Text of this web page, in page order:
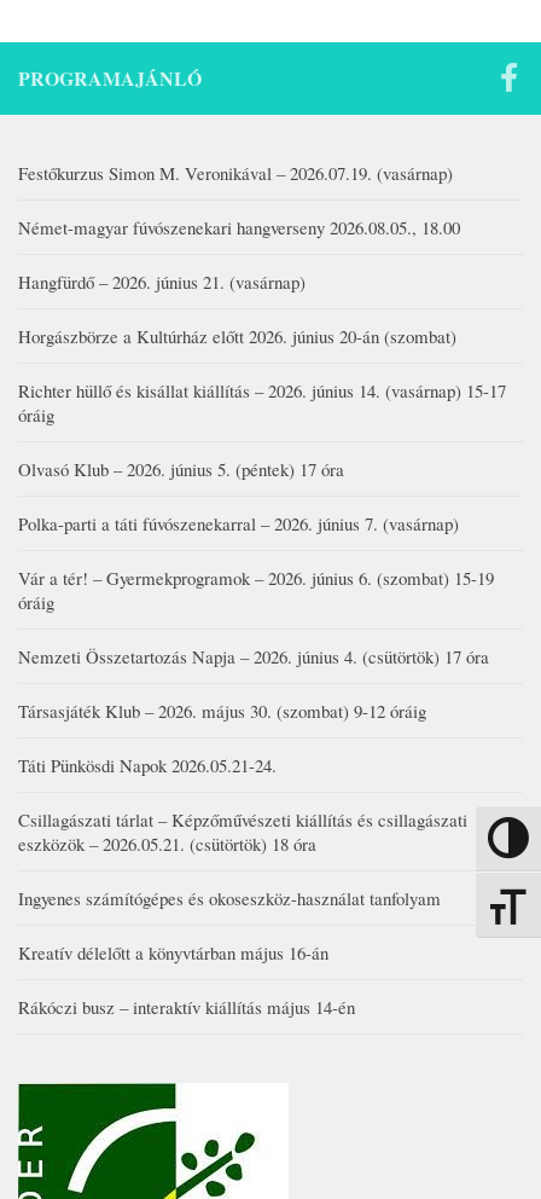
Nagy
PROGRAMAJÁNLÓ
Festőkurzus Simon M. Veronikával – 2026.07.19. (vasárnap)
Német-magyar fúvószenekari hangverseny 2026.08.05., 18.00
Hangfürdő – 2026. június 21. (vasárnap)
Horgászbörze a Kultúrház előtt 2026. június 20-án (szombat)
Richter hüllő és kisállat kiállítás – 2026. június 14. (vasárnap) 15-17
óráig
Olvasó Klub – 2026. június 5. (péntek) 17 óra
Polka-parti a táti fúvószenekarral – 2026. június 7. (vasárnap)
Vár a tér! – Gyermekprogramok – 2026. június 6. (szombat) 15-19
óráig
Nemzeti Összetartozás Napja – 2026. június 4. (csütörtök) 17 óra
Társasjáték Klub – 2026. május 30. (szombat) 9-12 óráig
Táti Pünkösdi Napok 2026.05.21-24.
Csillagászati tárlat – Képzőművészeti kiállítás és csillagászati
eszközök – 2026.05.21. (csütörtök) 18 óra
Ingyenes számítógépes és okoseszköz-használat tanfolyam
Kreatív délelőtt a könyvtárban május 16-án
Rákóczi busz – interaktív kiállítás május 14-én